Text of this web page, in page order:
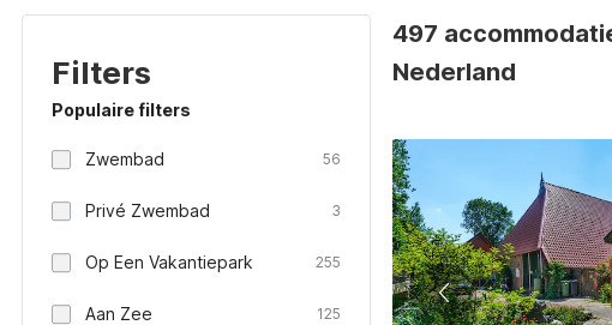
Filters
Populaire filters
Zwembad 56
Privé Zwembad 3
Op Een Vakantiepark 255
Aan Zee 125
497
Nederland